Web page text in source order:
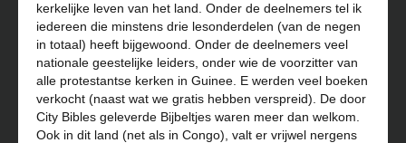
kerkelijke leven van het land. Onder de deelnemers tel ik
iedereen die minstens drie lesonderdelen (van de negen
in totaal) heeft bijgewoond. Onder de deelnemers veel
nationale geestelijke leiders, onder wie de voorzitter van
alle protestantse kerken in Guinee. E werden veel boeken
verkocht (naast wat we gratis hebben verspreid). De door
City Bibles geleverde Bijbeltjes waren meer dan welkom.
Ook in dit land (net als in Congo), valt er vrijwel nergens